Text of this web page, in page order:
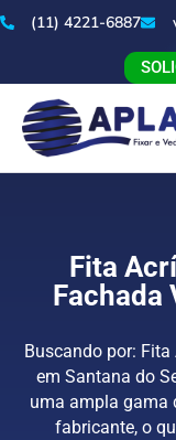
(11) 4221-6887
Fita
Fachada
Buscando por:
em Santana do
uma ampla gama
fabricante, o